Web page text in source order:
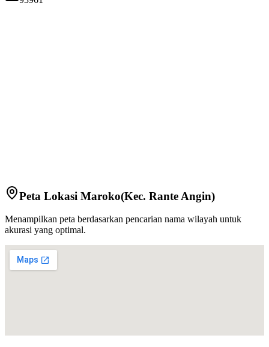
Peta Lokasi Maroko(Kec. Rante Angin)
Menampilkan peta berdasarkan pencarian nama wilayah untuk
akurasi yang optimal.